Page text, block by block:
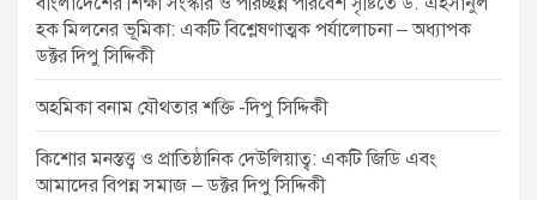
হক মিলনের ভূমিকা: একটি বিশ্লেষণাত্মক পর্যালোচনা – অধ্যাপক
ডক্টর দিপু সিদ্দিকী
অহমিকা বনাম যৌথতার শক্তি -দিপু সিদ্দিকী
কিশোর মনস্তত্ত্ব ও প্রাতিষ্ঠানিক দেউলিয়াত্ব: একটি জিডি এবং
আমাদের বিপন্ন সমাজ – ডক্টর দিপু সিদ্দিকী